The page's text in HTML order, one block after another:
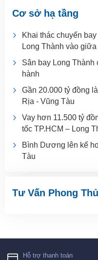
Cơ sở hạ tầng
Khai thác chuyến
Long Thành vào giữa
Sân bay Long Thành
hành
Gần 20.000 tỷ đồng
Rịa - Vũng Tàu
Vay hơn 11.500 tỷ
tốc TP.HCM – Long
Bình Dương lên kế
Tàu
Tư Vấn Phong
Hỗ trợ thanh toán